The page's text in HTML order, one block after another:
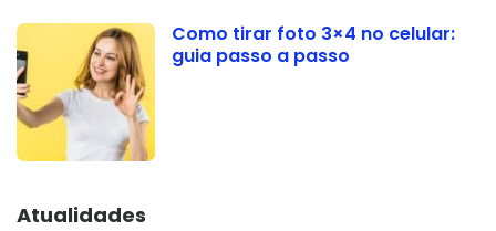
Como tirar foto 3×4 no celular:
guia passo a passo
Atualidades